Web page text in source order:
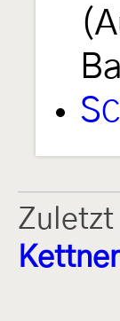
S
Zuletzt
Kettner